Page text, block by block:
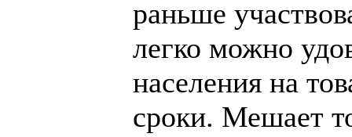
раньше
легко можно
населения на
сроки. Мешает